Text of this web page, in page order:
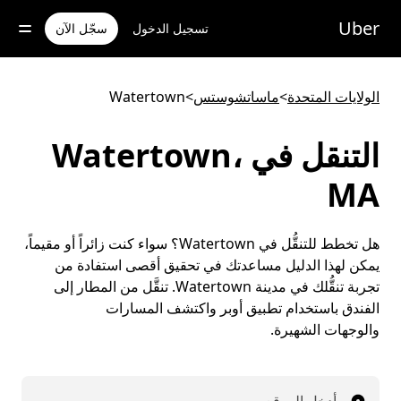
للوصول
المحتوى
Uber تسجيل الدخول سجّل الآن
الولايات المتحدة>ماساتشوستس>
Watertown
التنقل في Watertown،
MA
هل تخطط للتنقُّل في Watertown؟ سواء كنت زائراً أو مقيماً،
يمكن لهذا الدليل مساعدتك في تحقيق أقصى استفادة من
تجربة تنقُّلك في مدينة Watertown. تنقَّل من المطار إلى
الفندق باستخدام تطبيق أوبر واكتشف المسارات
والوجهات الشهيرة.